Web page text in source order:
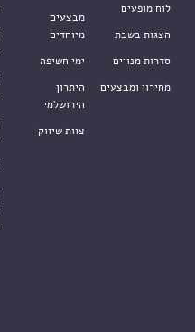
לוח מופעים
הצגות בשבת
סדרות מנויים
מחירון ומבצעים
מבצעים
מיוחדים
ימי חשיפה
היתרון
הירושלמי
צוות שיווק